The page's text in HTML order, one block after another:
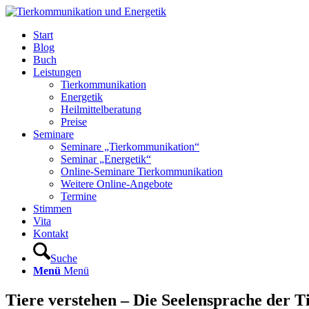
Start
Blog
Buch
Leistungen
Tierkommunikation
Energetik
Heilmittelberatung
Preise
Seminare
Seminare „Tierkommunikation“
Seminar „Energetik“
Online-Seminare Tierkommunikation
Weitere Online-Angebote
Termine
Stimmen
Vita
Kontakt
Suche
Menü Menü
Tiere verstehen – Die Seelensprache der